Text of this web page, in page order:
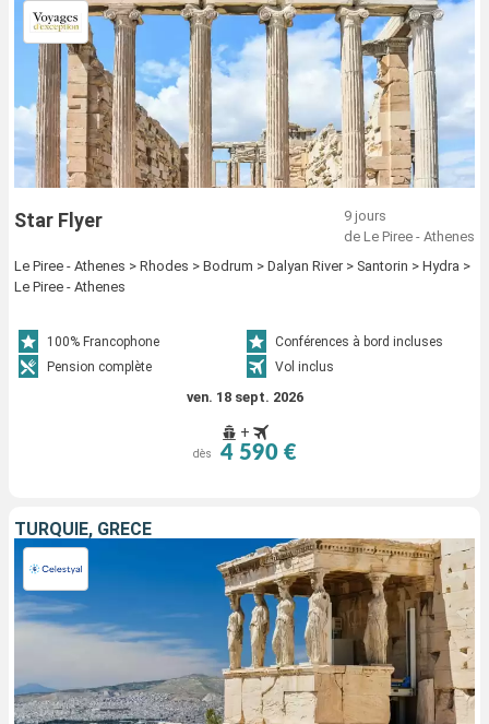
Star Flyer
9 jours
de Le Piree - Athenes
Le Piree - Athenes > Rhodes > Bodrum > Dalyan River > Santorin > Hydra >
Le Piree - Athenes
100% Francophone
Conférences à bord incluses
Pension complète
Vol inclus
ven. 18 sept. 2026
+
dès 4 590 €
TURQUIE, GRÈCE